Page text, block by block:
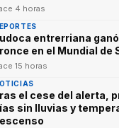
4 horas
entrerriana
en el Mundial de
15 horas
el cese del alerta,
sin lluvias y